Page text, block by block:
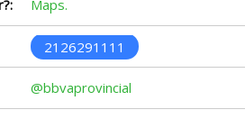
Maps.
2126291111
@bbvaprovincial